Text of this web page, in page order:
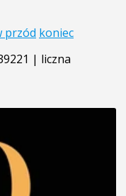
przód koniec
| liczna